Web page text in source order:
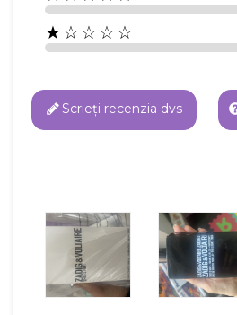
★☆☆☆☆
Scrieți recenzia dvs